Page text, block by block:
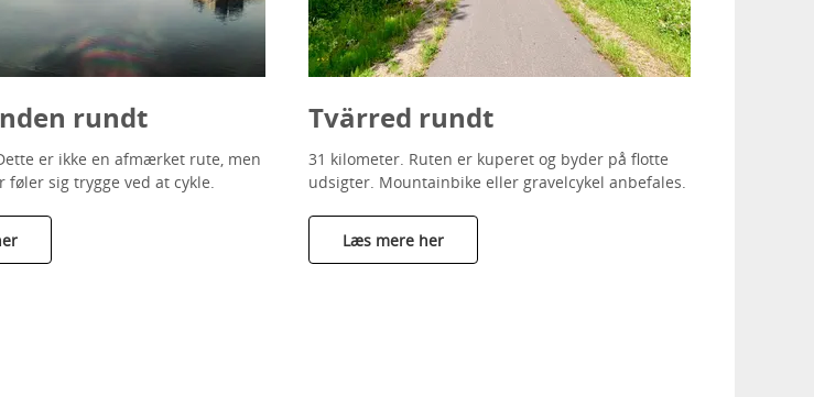
rundt
er ikke en afmærket rute, men
føler sig trygge ved at cykle.
Tvärred rundt
31 kilometer. Ruten er kuperet og byder på flotte
udsigter. Mountainbike eller gravelcykel anbefales.
Læs mere her